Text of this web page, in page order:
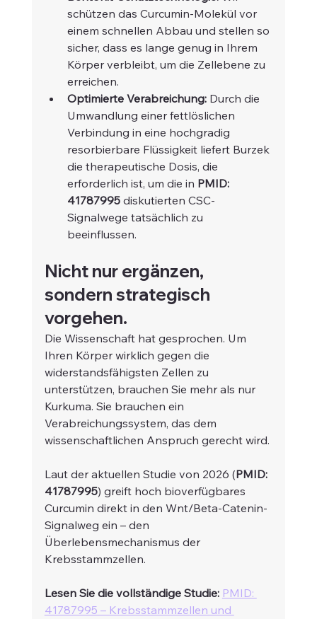
schützen das Curcumin-Molekül vor
einem schnellen Abbau und stellen so
sicher, dass es lange genug in Ihrem
Körper verbleibt, um die Zellebene zu
erreichen.
Optimierte Verabreichung: Durch die
Umwandlung einer fettlöslichen
Verbindung in eine hochgradig
resorbierbare Flüssigkeit liefert Burzek
die therapeutische Dosis, die
erforderlich ist, um die in PMID:
41787995 diskutierten CSC-
Signalwege tatsächlich zu
beeinflussen.
Nicht nur ergänzen,
sondern strategisch
vorgehen.
Die Wissenschaft hat gesprochen. Um
Ihren Körper wirklich gegen die
widerstandsfähigsten Zellen zu
unterstützen, brauchen Sie mehr als nur
Kurkuma. Sie brauchen ein
Verabreichungssystem, das dem
wissenschaftlichen Anspruch gerecht wird.
Laut der aktuellen Studie von 2026 (PMID:
41787995) greift hoch bioverfügbares
Curcumin direkt in den Wnt/Beta-Catenin-
Signalweg ein – den
Überlebensmechanismus der
Krebsstammzellen.
Lesen Sie die vollständige Studie: PMID:
41787995 – Krebsstammzellen und